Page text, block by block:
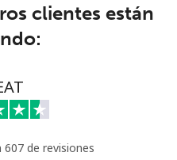
clientes están
607 de revisiones